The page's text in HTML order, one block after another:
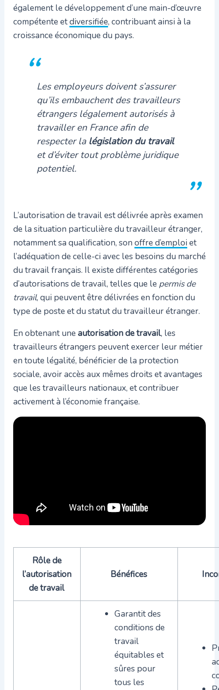
également le développement d’une main-d’œuvre
compétente etdiversifiée, contribuant ainsi à la
croissance économique du pays.
Les employeurs doivent s’assurer
qu’ils embauchent des travailleurs
étrangers légalement autorisés à
travailler en France afin de
respecter la législation du travail
et d’éviter tout problème juridique
potentiel.
L’autorisation de travail est délivrée après examen
de la situation particulière du travailleur étranger,
notamment sa qualification, son offre d’emploiet
l’adéquation de celle-ci avec les besoins du marché
du travail français. Il existe différentes catégories
d’autorisations de travail, telles que le permis de
travail, qui peuvent être délivrées en fonction du
type de poste et du statut du travailleur étranger.
En obtenant uneautorisation de travail, les
travailleurs étrangers peuvent exercer leur métier
en toute légalité, bénéficier de la protection
sociale, avoir accès aux mêmes droits et avantages
que les travailleurs nationaux, et contribuer
activement à l’économie française.
Rôle de
l’autorisation
de travail
Bénéfices
Garantit des
conditions de
travail
équitables et
sûres pour
tous les